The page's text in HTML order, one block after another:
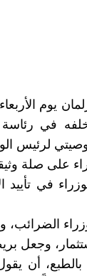
في
لرئيس
في تأييد
الضرائب،
وجعل
أن